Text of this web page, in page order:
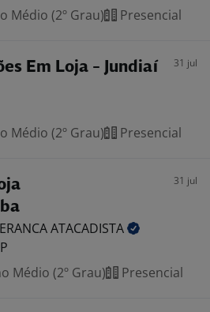
Médio (2º Grau) Presencial
Em Loja - Jundiaí 31 jul
Médio (2º Grau) Presencial
31 jul
ATACADISTA
Médio (2º Grau) Presencial